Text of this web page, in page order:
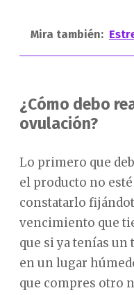
Mira también:
¿Cómo debo
ovulación?
Lo primero que
el producto no
constatarlo
vencimiento que
que si ya tenías un
en un lugar
que compres otro